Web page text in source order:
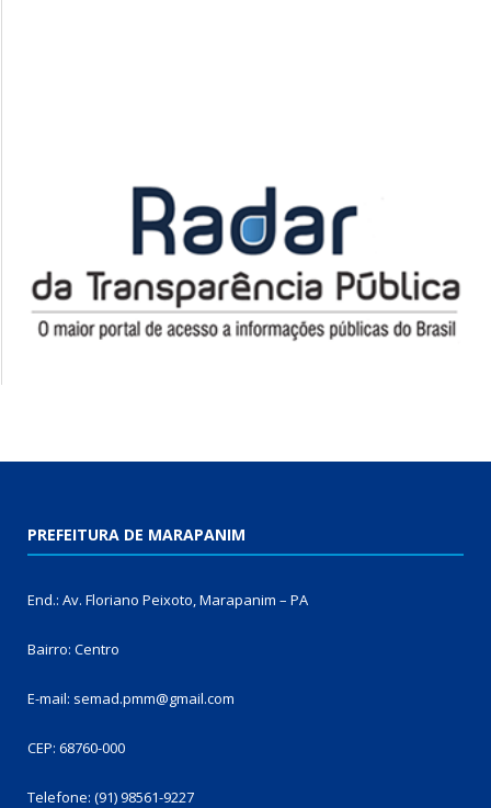
PREFEITURA DE MARAPANIM
End.: Av. Floriano Peixoto, Marapanim – PA
Bairro: Centro
E-mail: semad.pmm@gmail.com
CEP: 68760-000
Telefone: (91) 98561-9227